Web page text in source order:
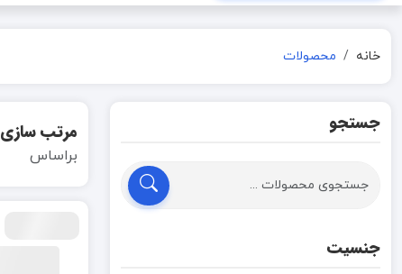
خانه محصولات
جستجو
جنسیت
مرتب سازی
براساس